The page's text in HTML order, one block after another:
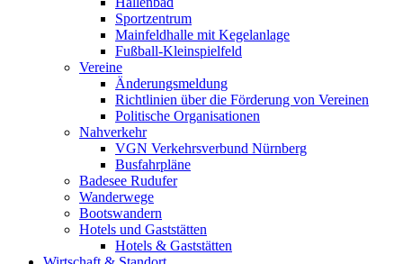
Sportzentrum
Mainfeldhalle mit Kegelanlage
Fußball-Kleinspielfeld
Vereine
Änderungsmeldung
Richtlinien über die Förderung von Vereinen
Politische Organisationen
Nahverkehr
VGN Verkehrsverbund Nürnberg
Busfahrpläne
Badesee Rudufer
Wanderwege
Bootswandern
Hotels und Gaststätten
Hotels & Gaststätten